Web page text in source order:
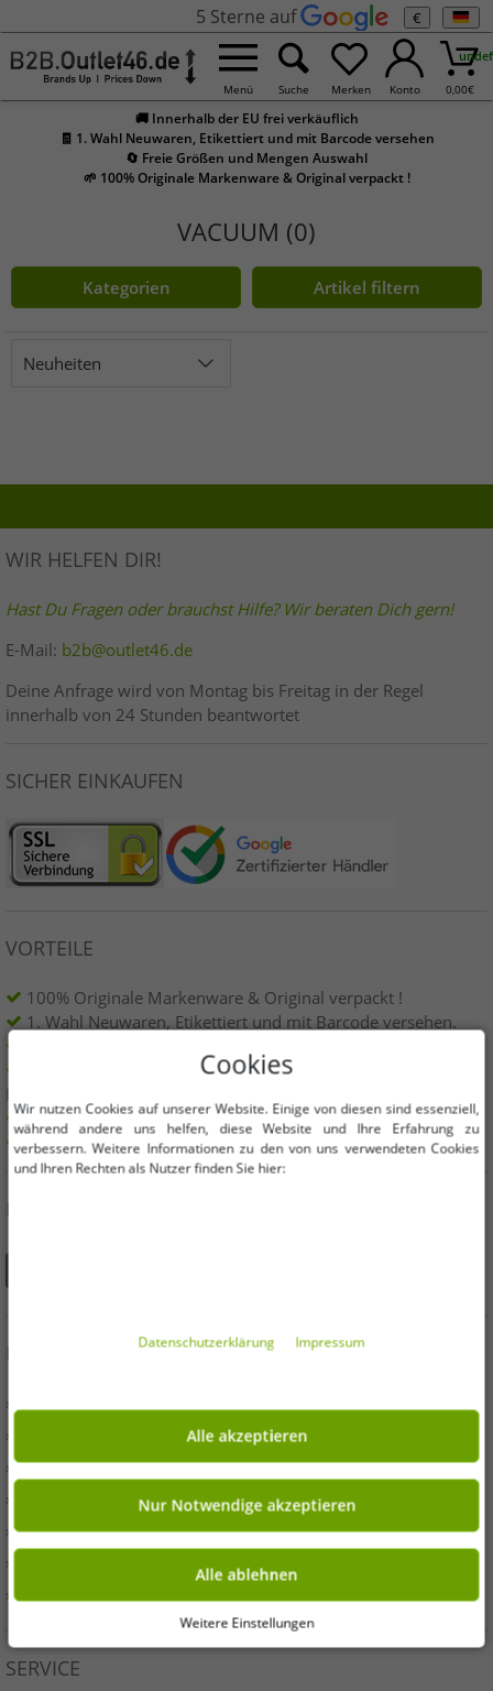
5 Sterne auf €
Menü Suche Merken Konto 0,00€
🚚 Innerhalb der EU frei verkäuflich
🧾 1. Wahl Neuwaren, Etikettiert und mit Barcode versehen
🔄 Freie Größen und Mengen Auswahl
🌱 100% Originale Markenware & Original verpackt !
VACUUM (0)
Kategorien Artikel filtern
Neuheiten
WIR HELFEN DIR!
Hast Du Fragen oder brauchst Hilfe? Wir beraten Dich gern!
E-Mail: b2b@outlet46.de
Deine Anfrage wird von Montag bis Freitag in der Regel
innerhalb von 24 Stunden beantwortet
SICHER EINKAUFEN
VORTEILE
100% Originale Markenware & Original verpackt !
1. Wahl Neuwaren, Etikettiert und mit Barcode versehen.
Mindestbestellwert ist 199€ netto | Keine
Mindestbestellmenge
Angebote bis zu 90% günstiger
Freie Größen und Mengen Auswahl
DU FINDEST UNS AUCH AUF
INFORMATIONEN
» Unternehmen
» Ihre Vorteile
» Originalware und Auszeichnungen Outlet46
» Presse
» AGB
» Datenschutz
» Impressum-o46
SERVICE
Cookies
Wir nutzen Cookies auf unserer Website. Einige von diesen sind essenziell,
während andere uns helfen, diese Website und Ihre Erfahrung zu
verbessern. Weitere Informationen zu den von uns verwendeten Cookies
und Ihren Rechten als Nutzer finden Sie hier:
Daten­schutz­erklärung Impressum
Alle akzeptieren
Nur Notwendige akzeptieren
Alle ablehnen
Weitere Einstellungen